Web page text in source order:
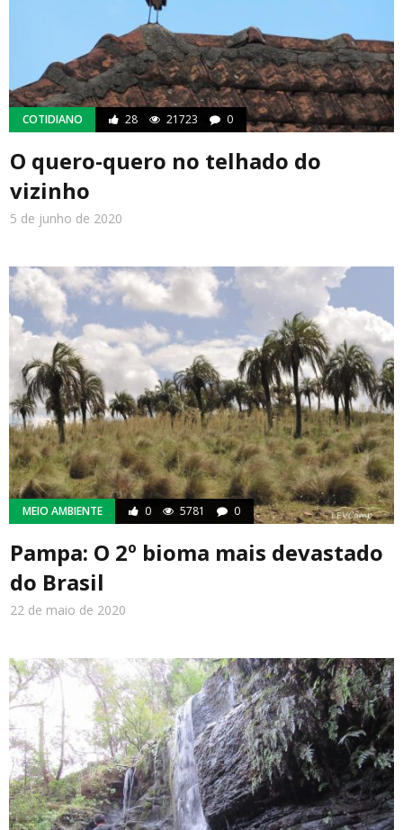
COTIDIANO 28 21723 0
O quero-quero no telhado do
vizinho
5 de junho de 2020
MEIO AMBIENTE 0 5781 0
Pampa: O 2º bioma mais devastado
do Brasil
22 de maio de 2020